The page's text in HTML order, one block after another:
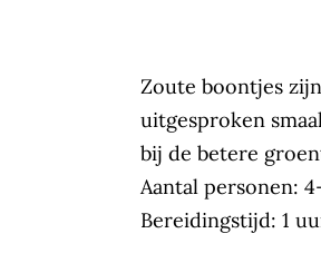
Zoute boontjes
uitgesproken
bij de betere
Aantal personen:
Bereidingstijd: 1